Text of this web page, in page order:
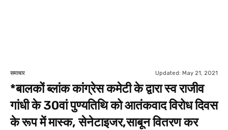
समाचार Updated: May 21, 2021
*बालकों ब्लांक कांग्रेस कमेटी के द्वारा स्व राजीव
गांधी के 30वां पुण्यतिथि को आतंकवाद विरोध दिवस
के रूप में मास्क, सेनेटाइजर,साबून वितरण कर